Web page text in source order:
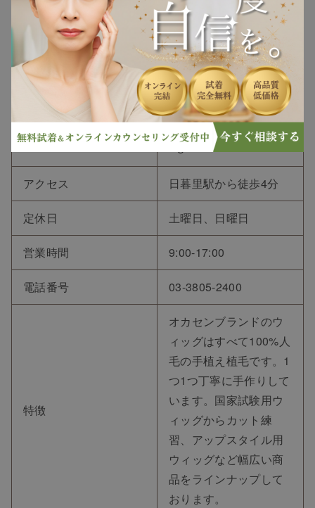
住所
〒116-0014 東京都荒川
区東日暮里６丁目５８
−５
アクセス 日暮里駅から徒歩4分
定休日 土曜日、日曜日
営業時間 9:00-17:00
電話番号 03-3805-2400
特徴
オカセンブランドのウ
ィッグはすべて100%人
毛の手植え植毛です。1
つ1つ丁寧に手作りして
います。国家試験用ウ
ィッグからカット練
習、アップスタイル用
ウィッグなど幅広い商
品をラインナップして
おります。